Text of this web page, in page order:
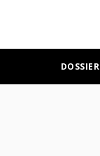
DOSSIER